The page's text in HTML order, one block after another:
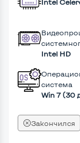
Intel HD
система
Win 7 (30
Закончился